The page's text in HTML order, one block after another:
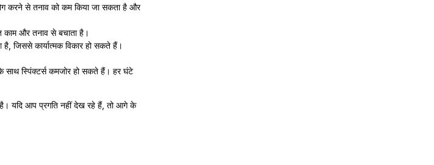
करने से तनाव को कम किया जा सकता है और
काम और तनाव से बचाता है।
जिससे कार्यात्मक विकार हो सकते हैं।
स्पिंक्टर्स कमजोर हो सकते हैं। हर घंटे
है। यदि आप प्रगति नहीं देख रहे हैं, तो आगे के